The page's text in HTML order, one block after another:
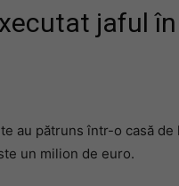
jaful
au pătruns într-o casă
un milion de euro.